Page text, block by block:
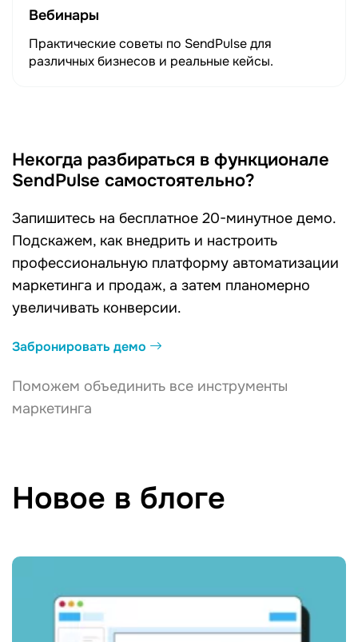
Вебинары
Практические советы по SendPulse для
различных бизнесов и реальные кейсы.
Некогда разбираться в функционале
SendPulse самостоятельно?
Запишитесь на бесплатное 20-минутное демо.
Подскажем, как внедрить и настроить
профессиональную платформу автоматизации
маркетинга и продаж, а затем планомерно
увеличивать конверсии.
Забронировать демо
Поможем объединить все инструменты
маркетинга
Новое в блоге